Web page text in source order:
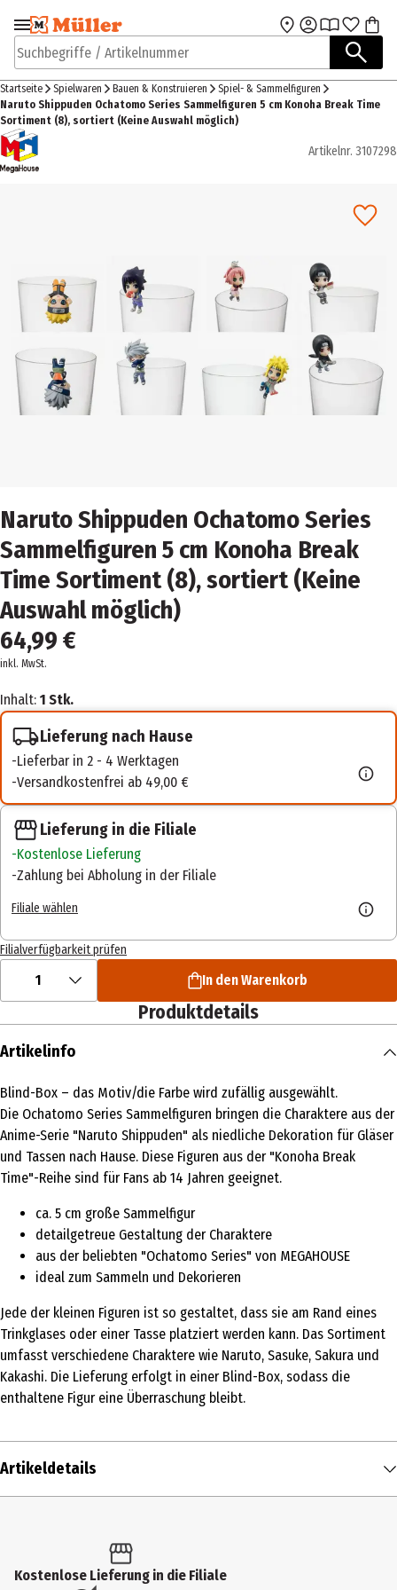
Zur Navigation
springen
Zum Hauptinhalt
Suchbegriffe / Artikelnummer
Startseite Spielwaren Bauen & Konstruieren
Spiel- & Sammelfiguren
Naruto Shippuden Ochatomo Series Sammelfiguren 5 cm Konoha Break Time
Sortiment (8), sortiert (Keine Auswahl möglich)
Artikelnr. 3107298
Naruto Shippuden Ochatomo Series
Sammelfiguren 5 cm Konoha Break
Time Sortiment (8), sortiert (Keine
Auswahl möglich)
64,99 €
inkl. MwSt.
Inhalt: 1 Stk.
Lieferung nach Hause
Lieferbar in 2 - 4 Werktagen
Versandkostenfrei ab 49,00 €
Lieferung in die Filiale
Kostenlose Lieferung
Zahlung bei Abholung in der Filiale
Filiale wählen
Filialverfügbarkeit prüfen
1 In den Warenkorb
Produktdetails
Artikelinfo
Blind-Box – das Motiv/die Farbe wird zufällig ausgewählt.
Die Ochatomo Series Sammelfiguren bringen die Charaktere aus der
Anime-Serie "Naruto Shippuden" als niedliche Dekoration für Gläser
und Tassen nach Hause. Diese Figuren aus der "Konoha Break
Time"-Reihe sind für Fans ab 14 Jahren geeignet.
ca. 5 cm große Sammelfigur
detailgetreue Gestaltung der Charaktere
aus der beliebten "Ochatomo Series" von MEGAHOUSE
ideal zum Sammeln und Dekorieren
Jede der kleinen Figuren ist so gestaltet, dass sie am Rand eines
Trinkglases oder einer Tasse platziert werden kann. Das Sortiment
umfasst verschiedene Charaktere wie Naruto, Sasuke, Sakura und
Kakashi. Die Lieferung erfolgt in einer Blind-Box, sodass die
enthaltene Figur eine Überraschung bleibt.
Artikeldetails
Produkttyp
Kostenlose Lieferung in die Filiale